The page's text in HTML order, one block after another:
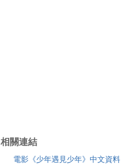
相關連結
電影《少年遇見少年》中文資料